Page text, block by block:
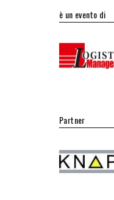
è un evento di
Partner